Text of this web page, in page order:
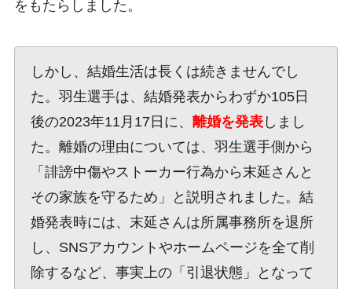
をもたらしました。
しかし、結婚生活は長くは続きませんでし
た。羽生選手は、結婚発表からわずか105日
後の2023年11月17日に、 離婚を発表しまし
た。離婚の理由については、羽生選手側から
「誹謗中傷やストーカー行為から末延さんと
その家族を守るため」と説明されました。結
婚発表時には、末延さんは所属事務所を退所
し、SNSアカウントやホームページを全て削
除するなど、事実上の「引退状態」となって